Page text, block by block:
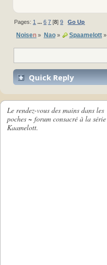
Pages: 1 ...6 7 [8]9 Go Up
Noisen » Nao» Spaamelott»
Quick Reply
Le rendez-vous des mains dans les
poches ~ forum consacré à la série
Kaamelott.